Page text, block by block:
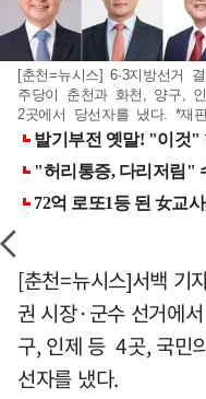
[춘천=뉴시스] 6·3지방선거
주당이 춘천과 화천, 양구,
2곳에서 당선자를 냈다. *재
[춘천=뉴시스]서백 기
권 시장·군수 선거에
구, 인제 등 4곳, 국민
선자를 냈다.